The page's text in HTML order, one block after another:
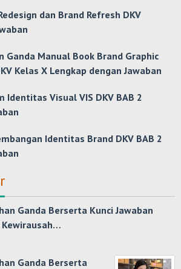
dan Brand Refresh DKV
Ganda Manual Book Brand Graphic
Kelas X Lengkap dengan Jawaban
Identitas Visual VIS DKV BAB 2
Identitas Brand DKV BAB 2
Ganda Berserta Kunci Jawaban
Ganda Berserta